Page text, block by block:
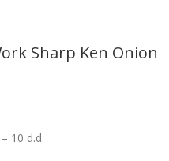
Sharp Ken Onion
10 d.d.